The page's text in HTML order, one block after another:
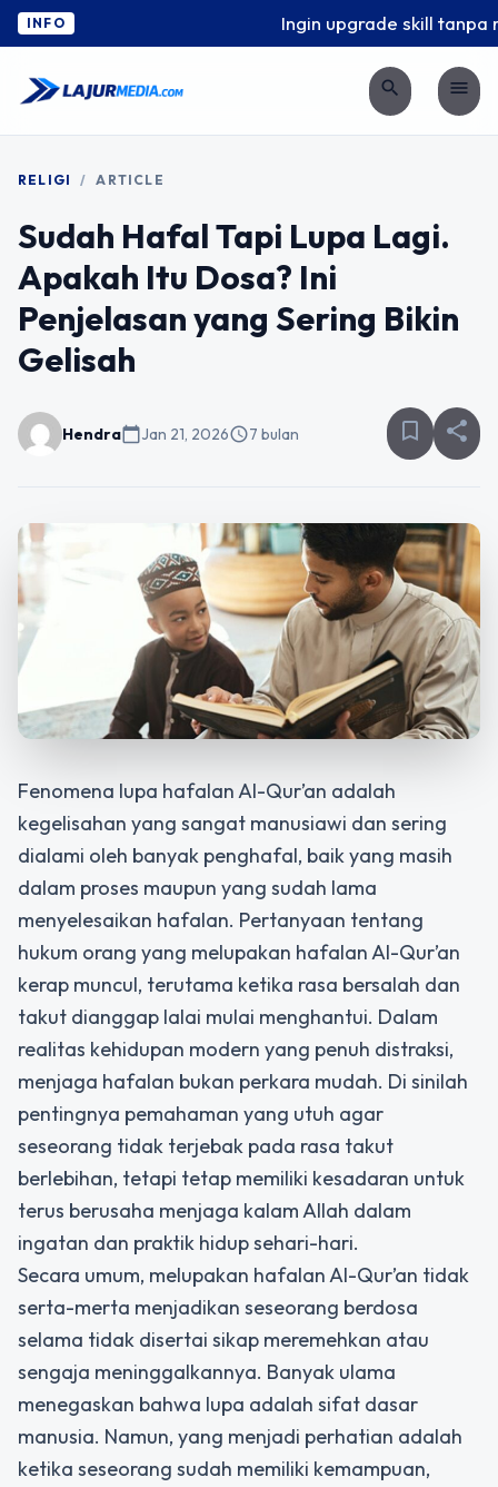
INFO Ingin upgrade skill tanpa
search menu
RELIGI / ARTICLE
Sudah Hafal Tapi Lupa Lagi.
Apakah Itu Dosa? Ini
Penjelasan yang Sering Bikin
Gelisah
Hendracalendar_todayJan 21, 2026schedule7 bulan bookmark_border share
Fenomena lupa hafalan Al-Qur’an adalah
kegelisahan yang sangat manusiawi dan sering
dialami oleh banyak penghafal, baik yang masih
dalam proses maupun yang sudah lama
menyelesaikan hafalan. Pertanyaan tentang
hukum orang yang melupakan hafalan Al-Qur’an
kerap muncul, terutama ketika rasa bersalah dan
takut dianggap lalai mulai menghantui. Dalam
realitas kehidupan modern yang penuh distraksi,
menjaga hafalan bukan perkara mudah. Di sinilah
pentingnya pemahaman yang utuh agar
seseorang tidak terjebak pada rasa takut
berlebihan, tetapi tetap memiliki kesadaran untuk
terus berusaha menjaga kalam Allah dalam
ingatan dan praktik hidup sehari-hari.
Secara umum, melupakan hafalan Al-Qur’an tidak
serta-merta menjadikan seseorang berdosa
selama tidak disertai sikap meremehkan atau
sengaja meninggalkannya. Banyak ulama
menegaskan bahwa lupa adalah sifat dasar
manusia. Namun, yang menjadi perhatian adalah
ketika seseorang sudah memiliki kemampuan,